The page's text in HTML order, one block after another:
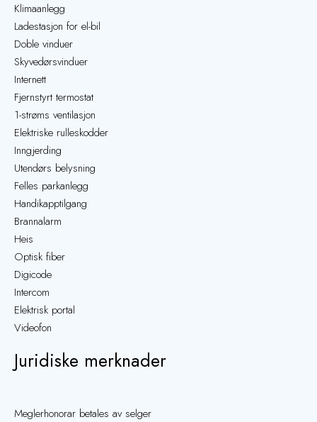
Klimaanlegg
Ladestasjon for el-bil
Doble vinduer
Skyvedørsvinduer
Internett
Fjernstyrt termostat
1-strøms ventilasjon
Elektriske rulleskodder
Inngjerding
Utendørs belysning
Felles parkanlegg
Handikapptilgang
Brannalarm
Heis
Optisk fiber
Digicode
Intercom
Elektrisk portal
Videofon
Juridiske merknader
Meglerhonorar betales av selger